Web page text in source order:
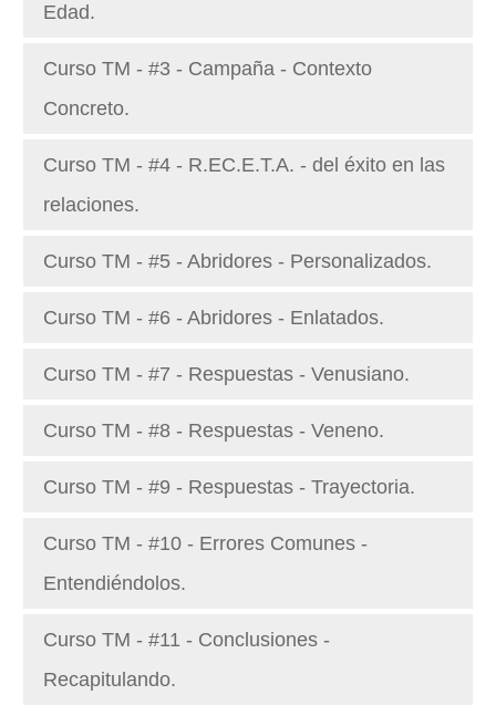
Edad.
Curso TM - #3 - Campaña - Contexto
Concreto.
Curso TM - #4 - R.EC.E.T.A. - del éxito en las
relaciones.
Curso TM - #5 - Abridores - Personalizados.
Curso TM - #6 - Abridores - Enlatados.
Curso TM - #7 - Respuestas - Venusiano.
Curso TM - #8 - Respuestas - Veneno.
Curso TM - #9 - Respuestas - Trayectoria.
Curso TM - #10 - Errores Comunes -
Entendiéndolos.
Curso TM - #11 - Conclusiones -
Recapitulando.